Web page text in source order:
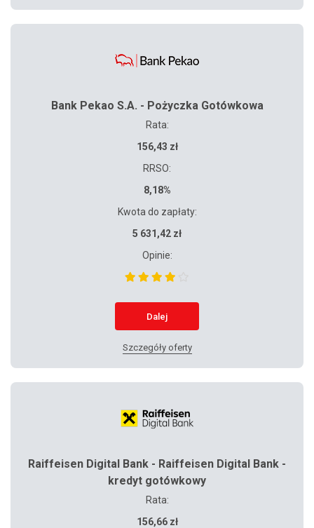
Bank Pekao S.A. - Pożyczka Gotówkowa
Rata:
156,43 zł
RRSO:
8,18%
Kwota do zapłaty:
5 631,42 zł
Opinie:
Dalej
Szczegóły oferty
Raiffeisen Digital Bank - Raiffeisen Digital Bank -
kredyt gotówkowy
Rata:
156,66 zł